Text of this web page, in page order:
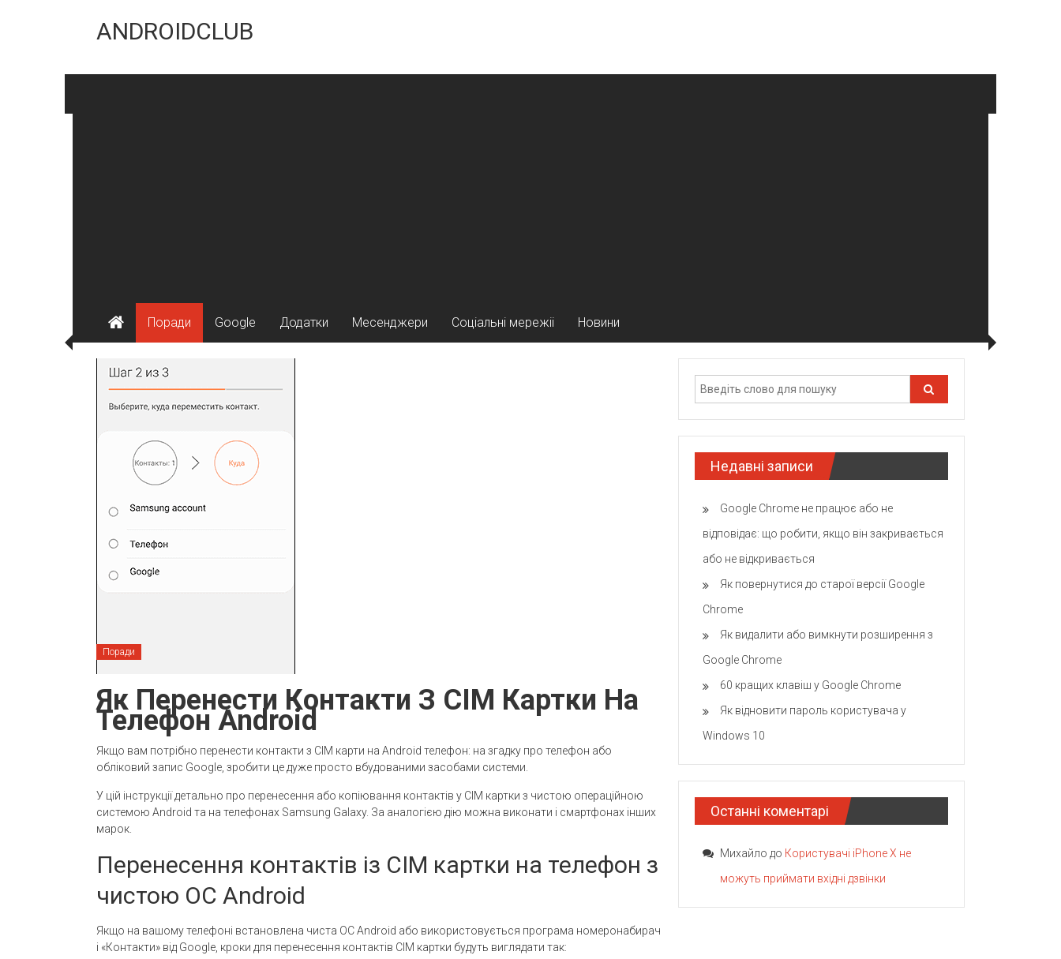
contentANDROIDCLUB
Поради Google Додатки Месенджери Соціальні мережіі Новини
Поради
Як Перенести Контакти З СІМ Картки На
Телефон Android
Якщо вам потрібно перенести контакти з СІМ карти на Android телефон: на згадку про телефон або
обліковий запис Google, зробити це дуже просто вбудованими засобами системи.
У цій інструкції детально про перенесення або копіювання контактів у СІМ картки з чистою операційною
системою Android та на телефонах Samsung Galaxy. За аналогією дію можна виконати і смартфонах інших
марок.
Перенесення контактів із СІМ картки на телефон з
чистою ОС Android
Якщо на вашому телефоні встановлена ​​чиста ОС Android або використовується програма номеронабирач
і «Контакти» від Google, кроки для перенесення контактів СІМ картки будуть виглядати так:
Недавні записи
Google Chrome не працює або не
відповідає: що робити, якщо він закривається
або не відкривається
Як повернутися до старої версії Google
Chrome
Як видалити або вимкнути розширення з
Google Chrome
60 кращих клавіш у Google Chrome
Як відновити пароль користувача у
Windows 10
Останні коментарі
Михайло до Користувачі iPhone X не
можуть приймати вхідні дзвінки